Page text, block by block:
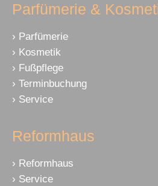
Parfümerie &
Parfümerie
Kosmetik
Fußpflege
Terminbuchung
Service
Reformhaus
Reformhaus
Service